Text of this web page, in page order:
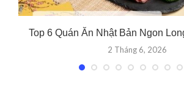
Top 6 Quán Ăn Nhật Bản Ngon
2 Tháng 6, 2026